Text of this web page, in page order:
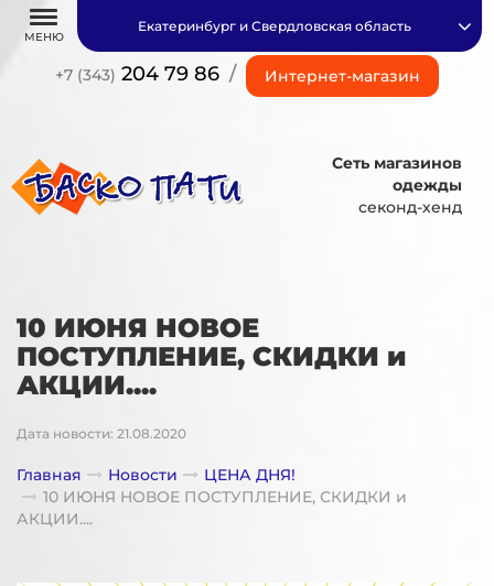
МЕНЮ
+7 (343) 204 79 86 / Интернет-магазин
Екатеринбург и Свердловская область
Сеть магазинов
одежды
секонд-хенд
10 ИЮНЯ НОВОЕ
ПОСТУПЛЕНИЕ, СКИДКИ и
АКЦИИ....
Дата новости: 21.08.2020
Главная Новости
ЦЕНА ДНЯ!
10 ИЮНЯ НОВОЕ ПОСТУПЛЕНИЕ, СКИДКИ и
АКЦИИ....